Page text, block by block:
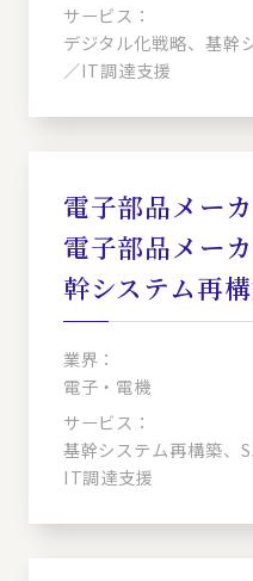
サービス：
デジタル化戦略、基幹
／IT調達支援
電子部品メー
電子部品メー
幹システム再
業界：
電子・電機
サービス：
基幹システム再構築、
IT調達支援